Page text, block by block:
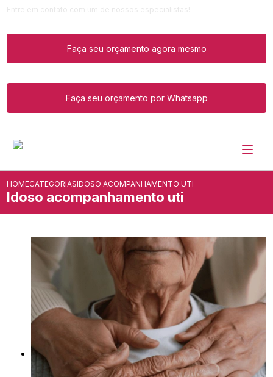
Faça seu orçamento agora mesmo
Faça seu orçamento por Whatsapp
HOMECATEGORIASIDOSO ACOMPANHAMENTO UTI
Idoso acompanhamento uti